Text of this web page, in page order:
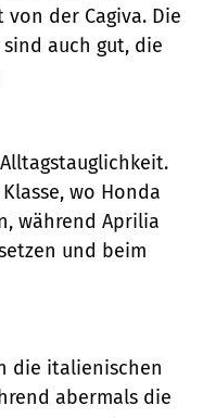
der Cagiva. Die
auch gut, die
wo Honda
während Aprilia
und beim
die italienischen
abermals die